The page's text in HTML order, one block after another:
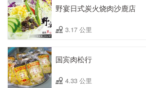
野宴日式炭火烧肉沙鹿店
3.17 公里
国宾肉松行
4.33 公里